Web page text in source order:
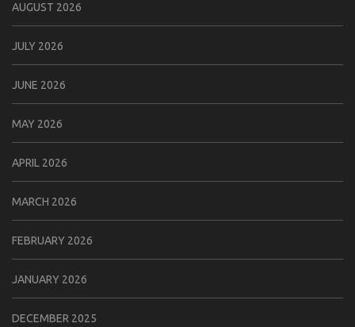
AUGUST 2026
JULY 2026
JUNE 2026
MAY 2026
APRIL 2026
MARCH 2026
FEBRUARY 2026
JANUARY 2026
DECEMBER 2025